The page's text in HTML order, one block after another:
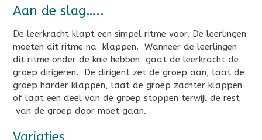
Aan de slag…..
De leerkracht klapt een simpel ritme voor. De leerlingen
moeten dit ritme na klappen. Wanneer de leerlingen
dit ritme onder de knie hebben gaat de leerkracht de
groep dirigeren. De dirigent zet de groep aan, laat de
groep harder klappen, laat de groep zachter klappen
of laat een deel van de groep stoppen terwijl de rest
van de groep door moet gaan.
Variaties